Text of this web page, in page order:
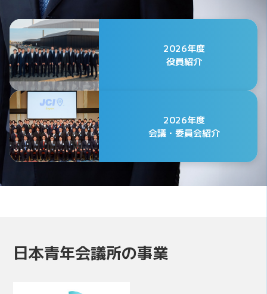
2026年度
役員紹介
2026年度
会議・委員会紹介
日本青年会議所の事業